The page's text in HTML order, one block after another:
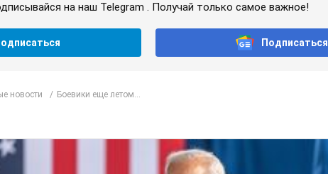
на наш Telegram . Получай только самое важное!
Подписаться
новости Боевики еще летом...